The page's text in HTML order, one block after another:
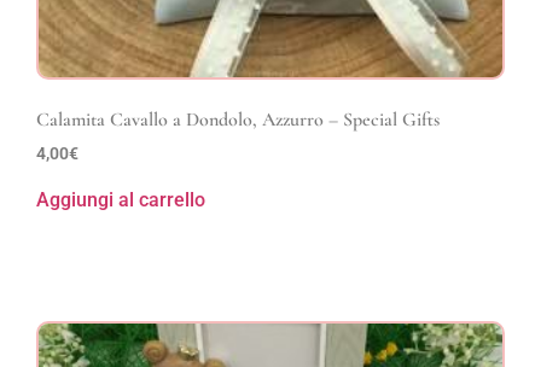
Calamita Cavallo a Dondolo, Azzurro – Special Gifts
4,00€
Aggiungi al carrello